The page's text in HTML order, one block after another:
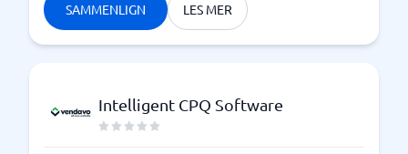
SAMMENLIGN LES MER
Intelligent CPQ Software